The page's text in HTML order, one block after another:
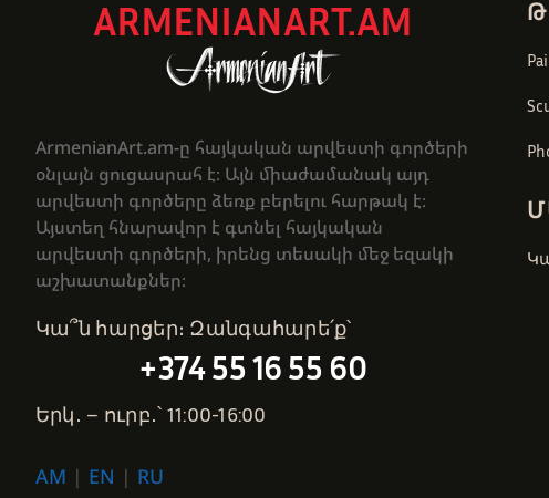
ARMENIANART.AM
ArmenianArt.am-ը հայկական արվեստի գործերի
օնլայն ցուցասրահ է։ Այն միաժամանակ այդ
արվեստի գործերը ձեռք բերելու հարթակ է։
Այստեղ հնարավոր է գտնել հայկական
արվեստի գործերի, իրենց տեսակի մեջ եզակի
աշխատանքներ։
Կա՞ն հարցեր։ Զանգահարե՛ք՝
+374 55 16 55 60
Երկ․ – ուրբ․՝ 11:00-16:00
AM | EN | RU